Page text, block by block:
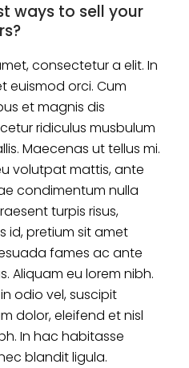
ways to sell your
consectetur a elit. In
euismod orci. Cum
et magnis dis
ridiculus musbulum
Maecenas ut tellus mi.
volutpat mattis, ante
condimentum nulla
turpis risus,
id, pretium sit amet
fames ac ante
Aliquam eu lorem nibh.
odio vel, suscipit
dolor, eleifend et nisl
In hac habitasse
blandit ligula.